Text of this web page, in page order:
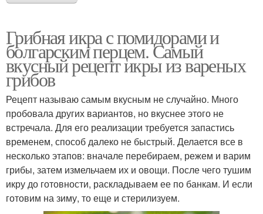
Грибная икра с помидорами и
болгарским перцем. Самый
вкусный рецепт икры из вареных
грибов
Рецепт называю самым вкусным не случайно. Много
пробовала других вариантов, но вкуснее этого не
встречала. Для его реализации требуется запастись
временем, способ далеко не быстрый. Делается все в
несколько этапов: вначале перебираем, режем и варим
грибы, затем измельчаем их и овощи. После чего тушим
икру до готовности, раскладываем ее по банкам. И если
готовим на зиму, то еще и стерилизуем.